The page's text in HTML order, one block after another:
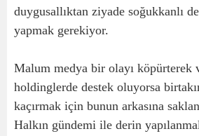
duygusallıktan ziyade soğukkanlı
yapmak gerekiyor.
Malum medya bir olayı köpürterek
holdinglerde destek oluyorsa
kaçırmak için bunun arkasına
Halkın gündemi ile derin